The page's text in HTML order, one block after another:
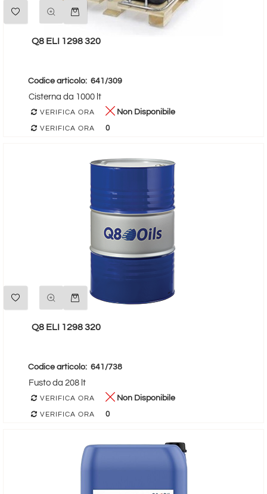
Quantità
Q8 ELI 1298 320
Codice articolo: 641/309
Cisterna da 1000 lt
VERIFICA ORA Non Disponibile
VERIFICA ORA 0
Quantità
Q8 ELI 1298 320
Codice articolo: 641/738
Fusto da 208 lt
VERIFICA ORA Non Disponibile
VERIFICA ORA 0